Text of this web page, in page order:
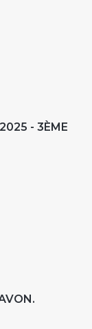
- 3ÈME